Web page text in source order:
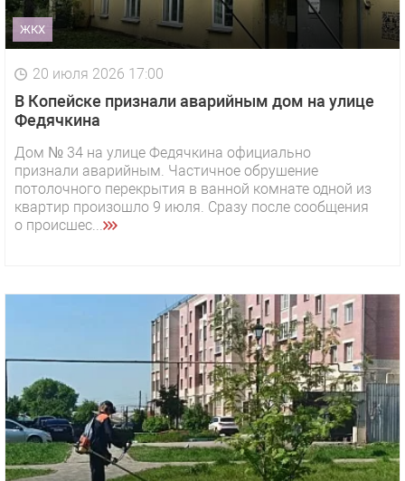
ЖКХ
20 июля 2026 17:00
В Копейске признали аварийным дом на улице
Федячкина
Дом № 34 на улице Федячкина официально
признали аварийным. Частичное обрушение
потолочного перекрытия в ванной комнате одной из
квартир произошло 9 июля. Сразу после сообщения
о происшес...